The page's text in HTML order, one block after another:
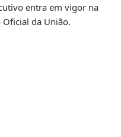
entra em vigor na
da União.